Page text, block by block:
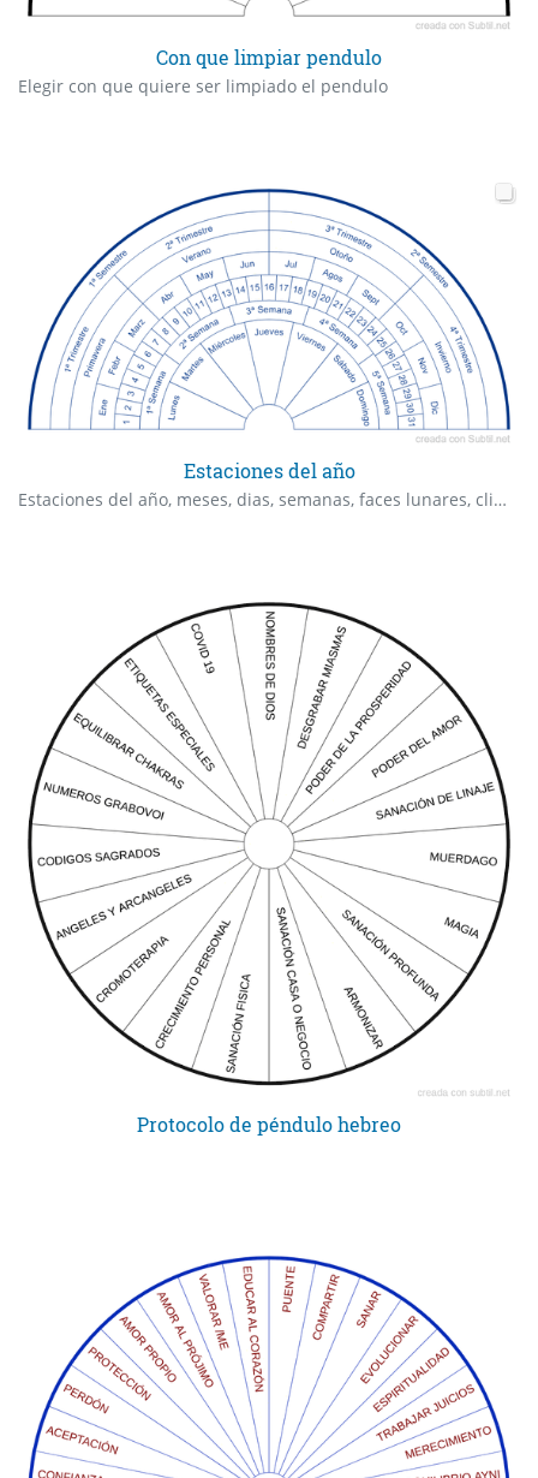
Con que limpiar pendulo
Elegir con que quiere ser limpiado el pendulo
Estaciones del año
Estaciones del año, meses, dias, semanas, faces lunares, clima.
Protocolo de péndulo hebreo